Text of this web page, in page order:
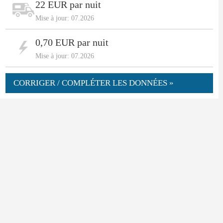
22 EUR par nuit
Mise à jour: 07.2026
0,70 EUR par nuit
Mise à jour: 07.2026
CORRIGER / COMPLÉTER LES DONNÉES »